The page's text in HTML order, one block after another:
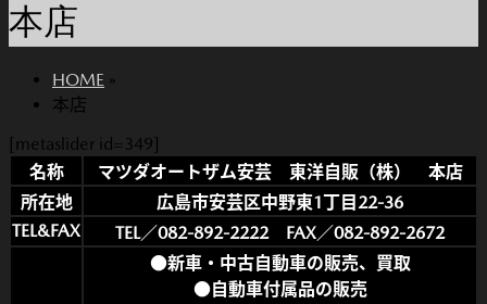
本店
HOME »
本店
[metaslider id=349]
名称
マツダオートザム安芸
東洋自販（株） 本店
所在地
広島市安芸区中野東1丁目22-36
TEL&FAX
TEL／082-892-2222 FAX／082-892-2672
●新車・中古自動車の販売、買取
●自動車付属品の販売